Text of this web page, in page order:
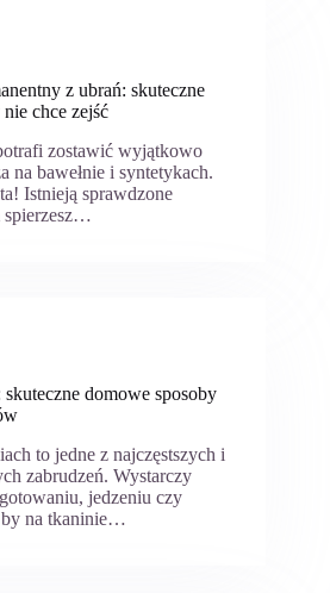
z ubrań: skuteczne
chce zejść
zostawić wyjątkowo
na bawełnie i syntetykach.
Istnieją sprawdzone
spierzesz…
skuteczne domowe sposoby
to jedne z najczęstszych i
zabrudzeń. Wystarczy
jedzeniu czy
by na tkaninie…